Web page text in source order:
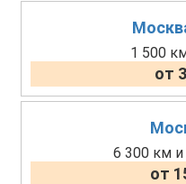
1 500
от
6 300 км
от